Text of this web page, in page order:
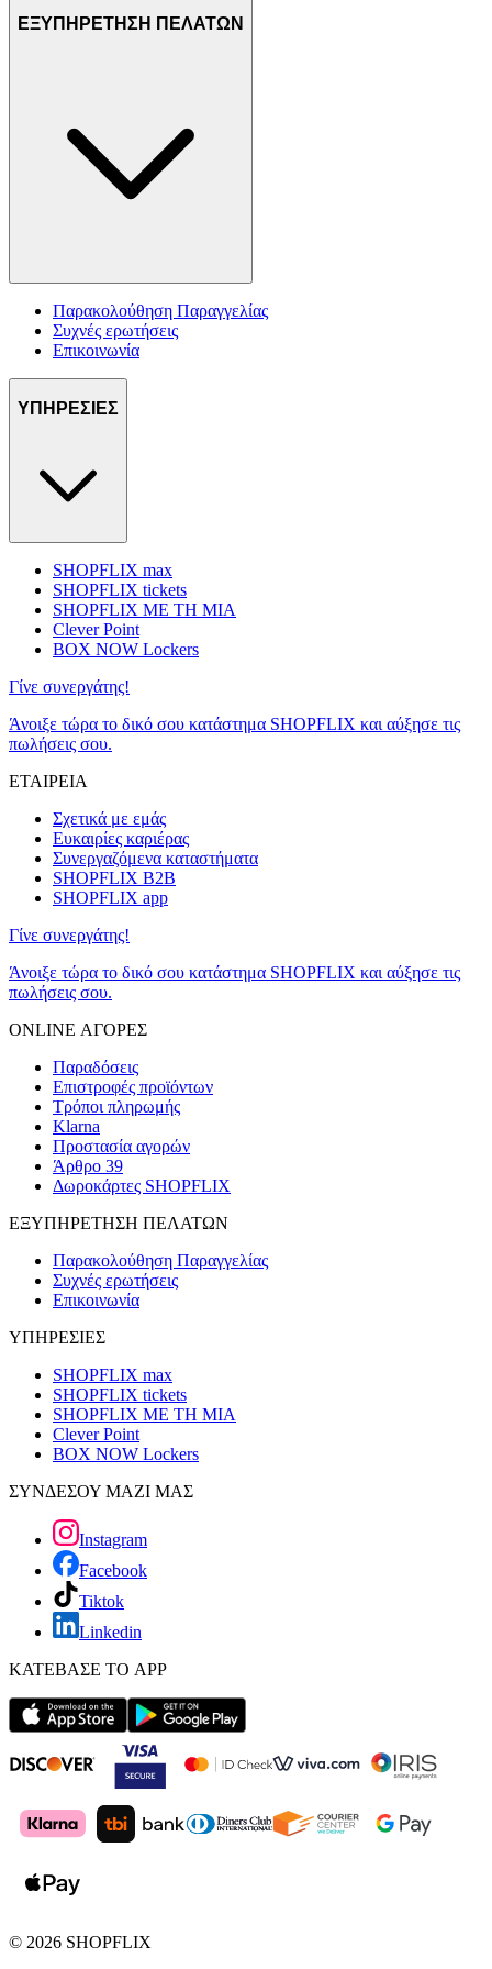
ΕΞΥΠΗΡΕΤΗΣΗ ΠΕΛΑΤΩΝ
Παρακολούθηση Παραγγελίας
Συχνές ερωτήσεις
Επικοινωνία
ΥΠΗΡΕΣΙΕΣ
SHOPFLIX max
SHOPFLIX tickets
SHOPFLIX ΜΕ ΤΗ ΜΙΑ
Clever Point
BOX NOW Lockers
Γίνε συνεργάτης!
Άνοιξε τώρα το δικό σου κατάστημα SHOPFLIX και αύξησε τις
πωλήσεις σου.
ΕΤΑΙΡΕΙΑ
Σχετικά με εμάς
Ευκαιρίες καριέρας
Συνεργαζόμενα καταστήματα
SHOPFLIX B2B
SHOPFLIX app
Γίνε συνεργάτης!
Άνοιξε τώρα το δικό σου κατάστημα SHOPFLIX και αύξησε τις
πωλήσεις σου.
ONLINE ΑΓΟΡΕΣ
Παραδόσεις
Επιστροφές προϊόντων
Τρόποι πληρωμής
Klarna
Προστασία αγορών
Άρθρο 39
Δωροκάρτες SHOPFLIX
ΕΞΥΠΗΡΕΤΗΣΗ ΠΕΛΑΤΩΝ
Παρακολούθηση Παραγγελίας
Συχνές ερωτήσεις
Επικοινωνία
ΥΠΗΡΕΣΙΕΣ
SHOPFLIX max
SHOPFLIX tickets
SHOPFLIX ΜΕ ΤΗ ΜΙΑ
Clever Point
BOX NOW Lockers
ΣΥΝΔΕΣΟΥ ΜΑΖΙ ΜΑΣ
Instagram
Facebook
Tiktok
Linkedin
ΚΑΤΕΒΑΣΕ ΤΟ APP
© 2026 SHOPFLIX